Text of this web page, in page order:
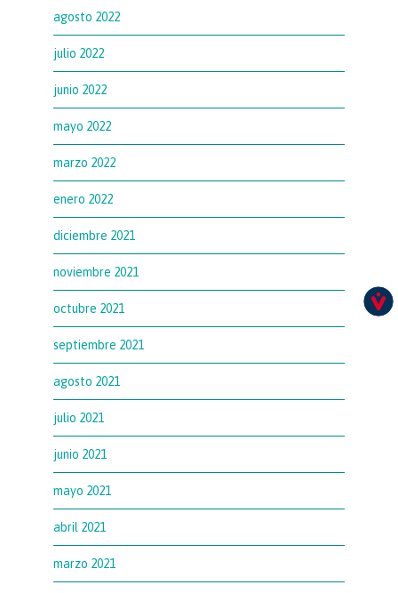
agosto 2022
julio 2022
junio 2022
mayo 2022
marzo 2022
enero 2022
diciembre 2021
noviembre 2021
octubre 2021
septiembre 2021
agosto 2021
julio 2021
junio 2021
mayo 2021
abril 2021
marzo 2021